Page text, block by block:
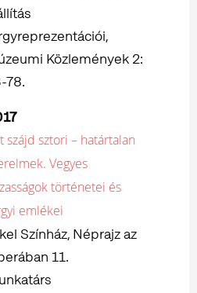
Közlemények 2:
78.
szájd sztori – határtalan
Vegyes
történetei és
emlékei
Színház, Néprajz az
11.